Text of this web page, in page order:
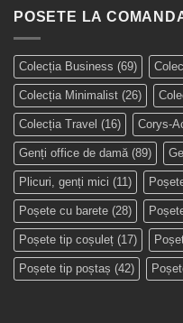
POSETE LA
Colecția Business (69)
Colecția Minimalist (26)
Colecția Travel (16) Corys-
Genți office de damă(89)
Plicuri, genți mici (11)
Poșete cu barete (28)
Poșete tip coșuleț (17)
Poșete tip poștaș (42)